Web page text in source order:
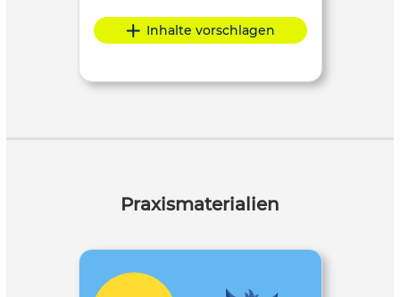
Inhalte vorschlagen
Praxismaterialien